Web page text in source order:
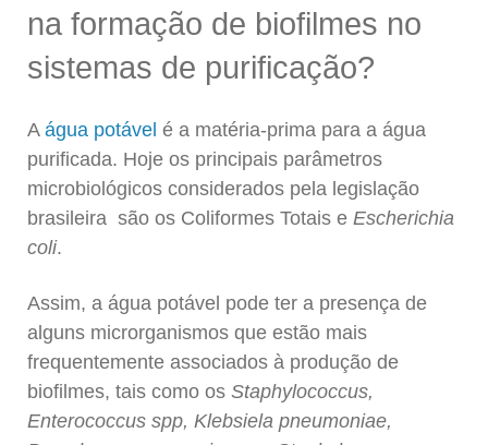
na formação de biofilmes no
sistemas de purificação?
A água potável é a matéria-prima para a água
purificada. Hoje os principais parâmetros
microbiológicos considerados pela legislação
brasileira são os Coliformes Totais e Escherichia
coli.
Assim, a água potável pode ter a presença de
alguns microrganismos que estão mais
frequentemente associados à produção de
biofilmes, tais como os Staphylococcus,
Enterococcus spp, Klebsiela pneumoniae,